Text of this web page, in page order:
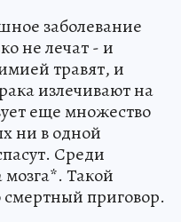
заболевание
не лечат - и
травят, и
излечивают на
еще множество
ни в одной
Среди
Такой
смертный приговор.